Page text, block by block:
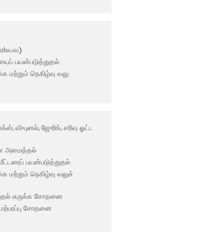
பயன்படுத்துதல்
மற்றும் நெகிழ்வு வலு
வி-புனல், ஜே-ரிங், சரிவு ஓட்ட
அமைத்தல்
பயன்படுத்துதல்
மற்றும் நெகிழ்வு வலுச்
சுருக்க சோதனை
சோதனை